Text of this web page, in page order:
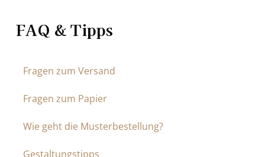
FAQ & Tipps
Fragen zum Versand
Fragen zum Papier
Wie geht die Musterbestellung?
Gestaltungstipps